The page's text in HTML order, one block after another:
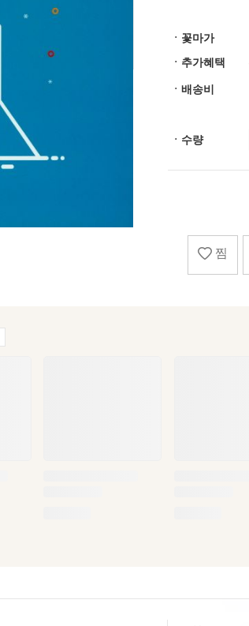
ㆍ꽃마가
ㆍ추가혜택
ㆍ배송비
ㆍ수량
찜